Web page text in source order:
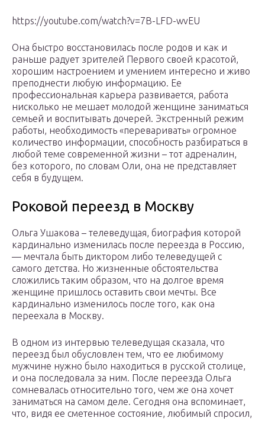
https://youtube.com/watch?v=7B-LFD-wvEU
Она быстро восстановилась после родов и как и
раньше радует зрителей Первого своей красотой,
хорошим настроением и умением интересно и живо
преподнести любую информацию. Ее
профессиональная карьера развивается, работа
нисколько не мешает молодой женщине заниматься
семьей и воспитывать дочерей. Экстренный режим
работы, необходимость «переваривать» огромное
количество информации, способность разбираться в
любой теме современной жизни – тот адреналин,
без которого, по словам Оли, она не представляет
себя в будущем.
Роковой переезд в Москву
Ольга Ушакова – телеведущая, биография которой
кардинально изменилась после переезда в Россию,
— мечтала быть диктором либо телеведущей с
самого детства. Но жизненные обстоятельства
сложились таким образом, что на долгое время
женщине пришлось оставить свои мечты. Все
кардинально изменилось после того, как она
переехала в Москву.
В одном из интервью телеведущая сказала, что
переезд был обусловлен тем, что ее любимому
мужчине нужно было находиться в русской столице,
и она последовала за ним. После переезда Ольга
сомневалась относительно того, чем же она хочет
заниматься на самом деле. Сегодня она вспоминает,
что, видя ее сметенное состояние, любимый спросил,